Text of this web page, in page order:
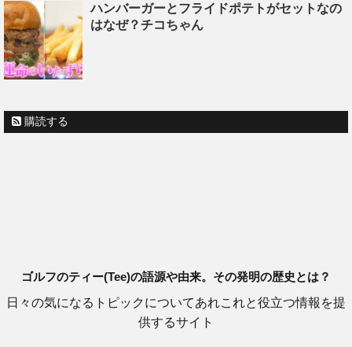
ハンバーガーとフライドポテトがセットなの
はなぜ？チコちゃん
購読する
ゴルフのティー(Tee)の語源や由来。その発明の歴史とは？
日々の気になるトピックについてあれこれと役立つ情報を提
供するサイト